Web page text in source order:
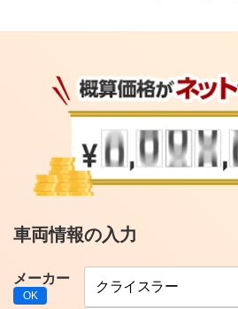
車両情報の入力
メーカー